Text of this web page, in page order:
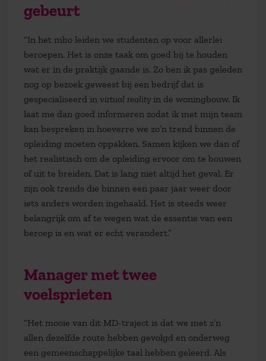
gebeurt
“In het mbo leiden we studenten op voor allerlei
beroepen. Het is onze taak om goed bij te houden
wat er in de praktijk gaande is. Zo ben ik pas geleden
nog op bezoek geweest bij een bedrijf dat is
gespecialiseerd in virtual reality in de woningbouw. Ik
laat me dan goed informeren zodat ik met mijn team
kan bespreken in hoeverre we zo’n trend binnen de
opleiding moeten oppakken. Samen kijken we dan of
het realistisch om de opleiding ervoor om te bouwen
of uit te breiden. Dat is lang niet altijd het geval. Er
zijn ook trends die binnen een paar jaar weer door
iets anders worden ingehaald. Het is steeds weer
belangrijk om af te wegen wat de essentie van een
beroep is en wat er echt verandert.”
Manager met twee
voelsprieten
“Het mooie van dit MD-traject is dat we met z’n
allen dezelfde route hebben gevolgd en onderweg
een gemeenschappelijke taal hebben geleerd. Als